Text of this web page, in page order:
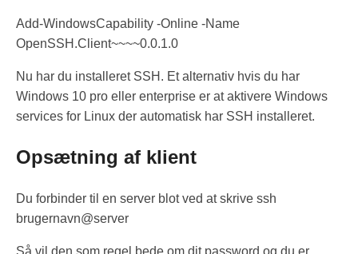
Add-WindowsCapability -Online -Name
OpenSSH.Client~~~~0.0.1.0
Nu har du installeret SSH. Et alternativ hvis du har
Windows 10 pro eller enterprise er at aktivere Windows
services for Linux der automatisk har SSH installeret.
Opsætning af klient
Du forbinder til en server blot ved at skrive ssh
brugernavn@server
Så vil den som regel bede om dit password og du er